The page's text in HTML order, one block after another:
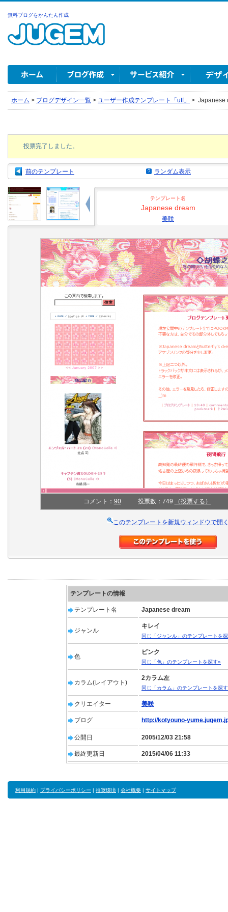
無料ブログをかんたん作成
ホーム > ブログデザイン一覧 > ユーザー作成テンプレート「utf」 > Japanese
投票完了しました。
前のテンプレート ランダム表示
テンプレート名
Japanese dream
美咲
コメント： 90 投票数：749 （投票する）
このテンプレートを新規ウィンドウで開
テンプレートの情報
テンプレート名 Japanese dream
ジャンル
キレイ
同じ「ジャンル」のテンプレートを
色
ピンク
同じ「色」のテンプレートを探す»
カラム(レイアウト)
2カラム左
同じ「カラム」のテンプレートを探
クリエイター 美咲
ブログ http://kotyouno-
公開日 2005/12/03 21:58
最終更新日 2015/04/06 11:33
利用規約 | プライバシーポリシー | 推奨環境 | 会社概要 | サイトマップ